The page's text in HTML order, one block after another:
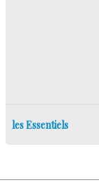
les Essentiels